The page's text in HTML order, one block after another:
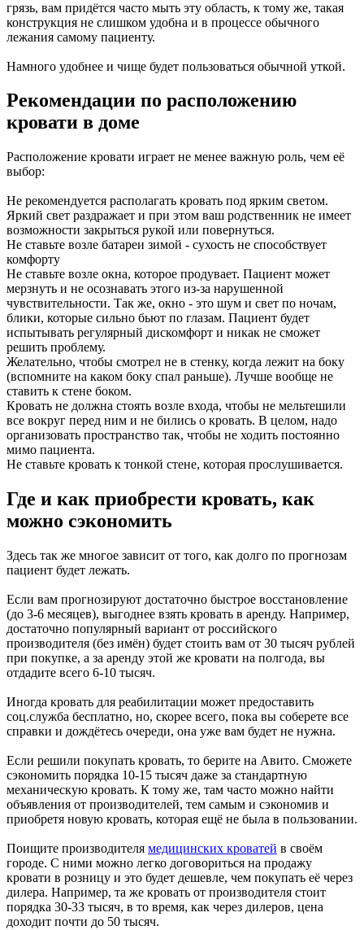
грязь, вам придётся часто мыть эту область, к тому же, такая
конструкция не слишком удобна и в процессе обычного
лежания самому пациенту.
Намного удобнее и чище будет пользоваться обычной уткой.
Рекомендации по расположению
кровати в доме
Расположение кровати играет не менее важную роль, чем её
выбор:
Не рекомендуется располагать кровать под ярким светом.
Яркий свет раздражает и при этом ваш родственник не имеет
возможности закрыться рукой или повернуться.
Не ставьте возле батареи зимой - сухость не способствует
комфорту
Не ставьте возле окна, которое продувает. Пациент может
мерзнуть и не осознавать этого из-за нарушенной
чувствительности. Так же, окно - это шум и свет по ночам,
блики, которые сильно бьют по глазам. Пациент будет
испытывать регулярный дискомфорт и никак не сможет
решить проблему.
Желательно, чтобы смотрел не в стенку, когда лежит на боку
(вспомните на каком боку спал раньше). Лучше вообще не
ставить к стене боком.
Кровать не должна стоять возле входа, чтобы не мельтешили
все вокруг перед ним и не бились о кровать. В целом, надо
организовать пространство так, чтобы не ходить постоянно
мимо пациента.
Не ставьте кровать к тонкой стене, которая прослушивается.
Где и как приобрести кровать, как
можно сэкономить
Здесь так же многое зависит от того, как долго по прогнозам
пациент будет лежать.
Если вам прогнозируют достаточно быстрое восстановление
(до 3-6 месяцев), выгоднее взять кровать в аренду. Например,
достаточно популярный вариант от российского
производителя (без имён) будет стоить вам от 30 тысяч рублей
при покупке, а за аренду этой же кровати на полгода, вы
отдадите всего 6-10 тысяч.
Иногда кровать для реабилитации может предоставить
соц.служба бесплатно, но, скорее всего, пока вы соберете все
справки и дождётесь очереди, она уже вам будет не нужна.
Если решили покупать кровать, то берите на Авито. Сможете
сэкономить порядка 10-15 тысяч даже за стандартную
механическую кровать. К тому же, там часто можно найти
объявления от производителей, тем самым и сэкономив и
приобретя новую кровать, которая ещё не была в пользовании.
Поищите производителя медицинских кроватей в своём
городе. С ними можно легко договориться на продажу
кровати в розницу и это будет дешевле, чем покупать её через
дилера. Например, та же кровать от производителя стоит
порядка 30-33 тысяч, в то время, как через дилеров, цена
доходит почти до 50 тысяч.